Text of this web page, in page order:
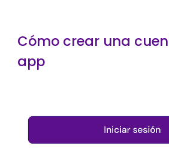
Cómo crear una
app